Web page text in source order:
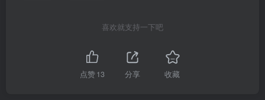
喜欢就支持一下吧
点赞13 分享 收藏